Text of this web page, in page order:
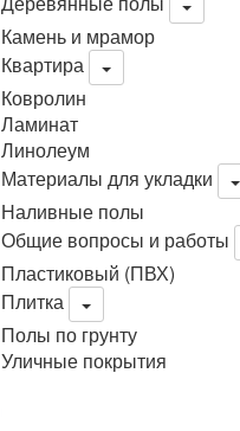
Камень и мрамор
Квартира
Ковролин
Ламинат
Линолеум
Материалы для укладки
Наливные полы
Общие вопросы и работы
Пластиковый (ПВХ)
Плитка
Полы по грунту
Уличные покрытия